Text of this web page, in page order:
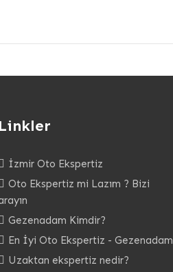
Linkler
İzmir Oto Ekspertiz
Oto Ekspertiz mi Lazım ? Bizi
Gezenadam Kimdir?
En İyi Oto Ekspertiz - Gezenadam
Uzaktan ekspertiz nedir?